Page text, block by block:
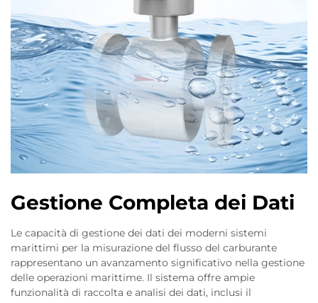
Gestione Completa dei Dati
Le capacità di gestione dei dati dei moderni sistemi
marittimi per la misurazione del flusso del carburante
rappresentano un avanzamento significativo nella gestione
delle operazioni marittime. Il sistema offre ampie
funzionalità di raccolta e analisi dei dati, inclusi il